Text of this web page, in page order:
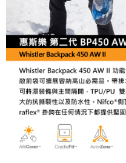
結帳頁面，進行簡訊認證並確認金
２．訂單成立數日內，您將收到
３．收到繳費通知簡訊後14天內
ATM／網路銀行／等多元方式進
※ 請注意：結帳手續完成當下不
購買商品的店家。未經商家同意
後付繳納相關費用。
※ 交易是否成功請以「AFTEE先
是否繳費成功／繳費後需取消欲
客戶支援中心」https://
【注意事項】
１．透過由恩沛科技股份有限公
易，需依本服務之必要範圍內提
付款後門市自取
免運費